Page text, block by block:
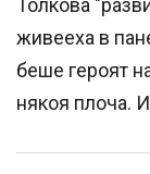
Толкова
живееха в
беше героят
някоя плоча.